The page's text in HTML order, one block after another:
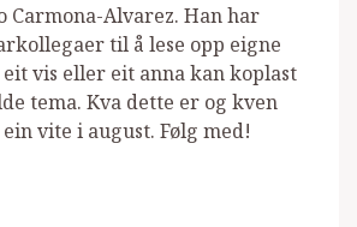
Carmona-Alvarez. Han har
til å lese opp eigne
eit vis eller eit anna kan koplast
tema. Kva dette er og kven
vite i august. Følg med!